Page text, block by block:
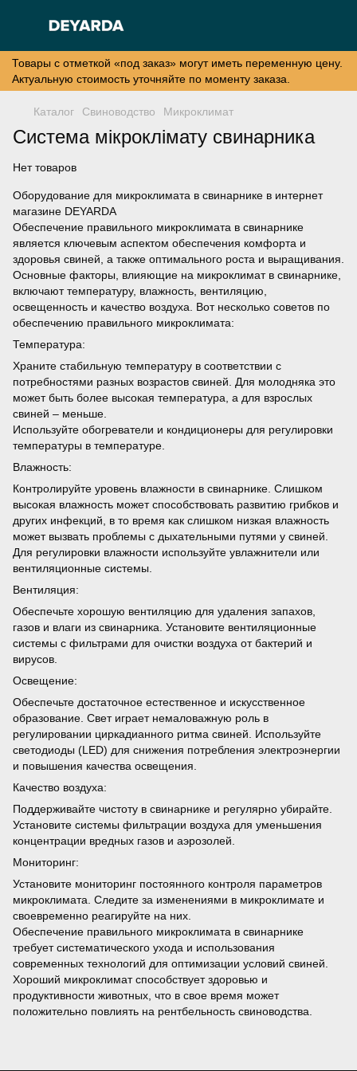
Товары с отметкой «под заказ» могут иметь переменную цену.
Актуальную стоимость уточняйте по моменту заказа.
Каталог Свиноводство Микроклимат
Система мікроклімату свинарника
Нет товаров
Оборудование для микроклимата в свинарнике в интернет
магазине DEYARDA
Обеспечение правильного микроклимата в свинарнике
является ключевым аспектом обеспечения комфорта и
здоровья свиней, а также оптимального роста и выращивания.
Основные факторы, влияющие на микроклимат в свинарнике,
включают температуру, влажность, вентиляцию,
освещенность и качество воздуха. Вот несколько советов по
обеспечению правильного микроклимата:
Температура:
Храните стабильную температуру в соответствии с
потребностями разных возрастов свиней. Для молодняка это
может быть более высокая температура, а для взрослых
свиней – меньше.
Используйте обогреватели и кондиционеры для регулировки
температуры в температуре.
Влажность:
Контролируйте уровень влажности в свинарнике. Слишком
высокая влажность может способствовать развитию грибков и
других инфекций, в то время как слишком низкая влажность
может вызвать проблемы с дыхательными путями у свиней.
Для регулировки влажности используйте увлажнители или
вентиляционные системы.
Вентиляция:
Обеспечьте хорошую вентиляцию для удаления запахов,
газов и влаги из свинарника. Установите вентиляционные
системы с фильтрами для очистки воздуха от бактерий и
вирусов.
Освещение:
Обеспечьте достаточное естественное и искусственное
образование. Свет играет немаловажную роль в
регулировании циркадианного ритма свиней. Используйте
светодиоды (LED) для снижения потребления электроэнергии
и повышения качества освещения.
Качество воздуха:
Поддерживайте чистоту в свинарнике и регулярно убирайте.
Установите системы фильтрации воздуха для уменьшения
концентрации вредных газов и аэрозолей.
Мониторинг:
Установите мониторинг постоянного контроля параметров
микроклимата. Следите за изменениями в микроклимате и
своевременно реагируйте на них.
Обеспечение правильного микроклимата в свинарнике
требует систематического ухода и использования
современных технологий для оптимизации условий свиней.
Хороший микроклимат способствует здоровью и
продуктивности животных, что в свое время может
положительно повлиять на рентбельность свиноводства.